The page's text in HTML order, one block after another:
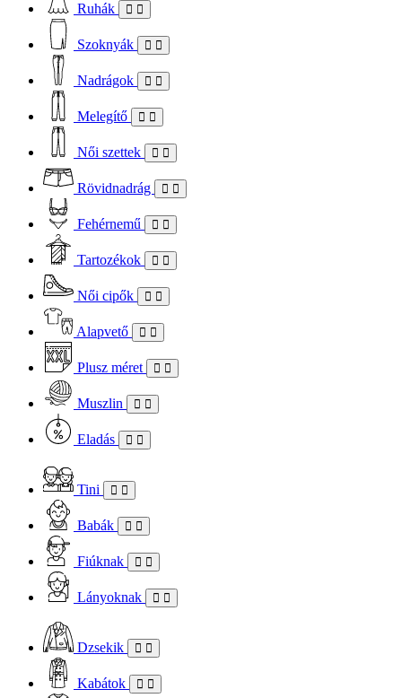
Ruhák
Szoknyák
Nadrágok
Melegítő
Női szettek
Rövidnadrág
Fehérnemű
Tartozékok
Női cipők
Alapvető
Plusz méret
Muszlin
Eladás
Tini
Babák
Fiúknak
Lányoknak
Dzsekik
Kabátok